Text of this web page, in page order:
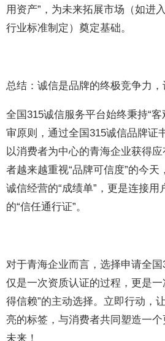
用资产”，为未来拓展市场（如进
行业标准制定）奠定基础。
总结：诚信是品牌的终极竞争力
全国315诚信服务平台始终秉持“
审原则，通过全国315诚信品牌证
以消费者为中心的青海企业获得
者越来越重视“品牌可信度”的今
诚信经营的“成绩单”，更是连接
的“信任通行证”。
对于青海企业而言，选择申请全
仅是一次资质认证的过程，更是
得信赖”的主动选择。立即行动，
亮的标签，与消费者共同塑造一
未来！